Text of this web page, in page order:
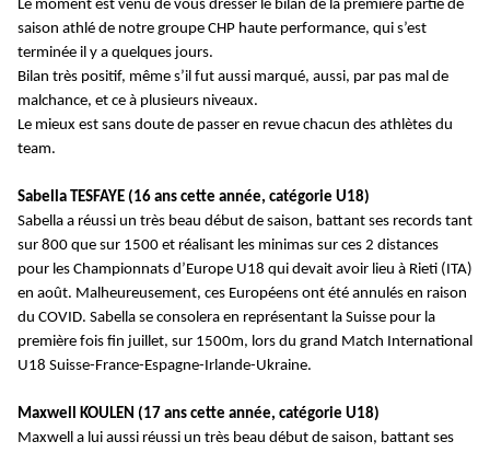
Le moment est venu de vous dresser le bilan de la première partie de
saison athlé de notre groupe CHP haute performance, qui s’est
terminée il y a quelques jours.
Bilan très positif, même s’il fut aussi marqué, aussi, par pas mal de
malchance, et ce à plusieurs niveaux.
Le mieux est sans doute de passer en revue chacun des athlètes du
team.
Sabella TESFAYE (16 ans cette année, catégorie U18)
Sabella a réussi un très beau début de saison, battant ses records tant
sur 800 que sur 1500 et réalisant les minimas sur ces 2 distances
pour les Championnats d’Europe U18 qui devait avoir lieu à Rieti (ITA)
en août. Malheureusement, ces Européens ont été annulés en raison
du COVID. Sabella se consolera en représentant la Suisse pour la
première fois fin juillet, sur 1500m, lors du grand Match International
U18 Suisse-France-Espagne-Irlande-Ukraine.
Maxwell KOULEN (17 ans cette année, catégorie U18)
Maxwell a lui aussi réussi un très beau début de saison, battant ses